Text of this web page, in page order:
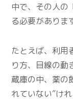
中で、その人の
る必要がありま
たとえば、利用
り方、目線の動
蔵庫の中、薬
れていない”け